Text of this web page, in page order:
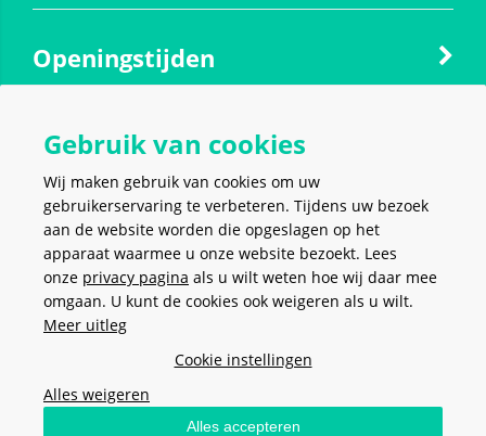
Openingstijden
Contact
Social media
VEILIG EN MAKKELIJK
Gebruik van cookies
Wij maken gebruik van cookies om uw
gebruikerservaring te verbeteren. Tijdens uw bezoek
aan de website worden die opgeslagen op het
apparaat waarmee u onze website bezoekt. Lees
onze privacy pagina als u wilt weten hoe wij daar mee
omgaan. U kunt de cookies ook weigeren als u wilt.
Meer uitleg
Cookie instellingen
Alles weigeren
Alles accepteren